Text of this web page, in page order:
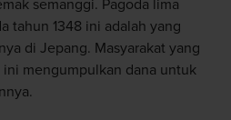
semanggi. Pagoda lima
tahun 1348 ini adalah yang
di Jepang. Masyarakat yang
mengumpulkan dana untuk